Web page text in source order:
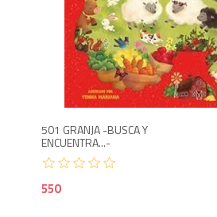
501 GRANJA -BUSCA Y
ENCUENTRA...-
550